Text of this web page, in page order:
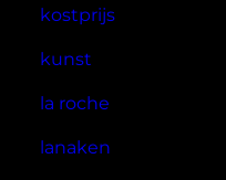
kostprijs
kunst
la roche
lanaken